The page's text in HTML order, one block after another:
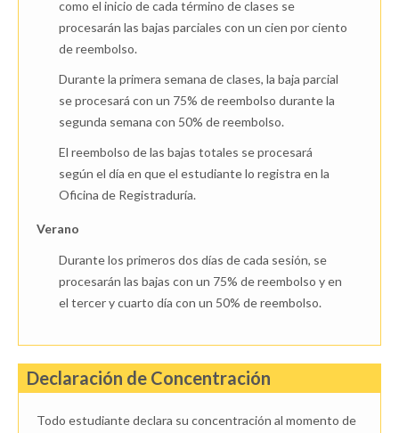
como el inicio de cada término de clases se
procesarán las bajas parciales con un cien por ciento
de reembolso.
Durante la primera semana de clases, la baja parcial
se procesará con un 75% de reembolso durante la
segunda semana con 50% de reembolso.
El reembolso de las bajas totales se procesará
según el día en que el estudiante lo registra en la
Oficina de Registraduría.
Verano
Durante los primeros dos días de cada sesión, se
procesarán las bajas con un 75% de reembolso y en
el tercer y cuarto día con un 50% de reembolso.
Declaración de Concentración
Todo estudiante declara su concentración al momento de